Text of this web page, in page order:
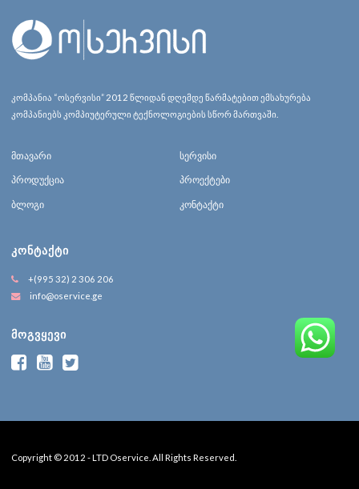
კომპანია “ოსერვისი” 2012 წლიდან დღემდე წარმატებით ემსახურება
კომპანიებს კომპიუტერული ტექნოლოგიების სწორ მართვაში.
მთავარი სერვისი
პროდუქცია პროექტები
ბლოგი კონტაქტი
ᲙᲝᲜᲢᲐᲥᲢᲘ
+(995 32) 2 306 206
info@oservice.ge
ᲛᲝᲒᲕᲧᲔᲕᲘ
Copyright © 2012 - LTD Oservice. All Rights Reserved.